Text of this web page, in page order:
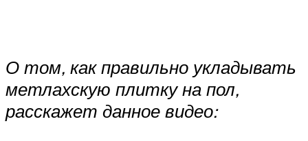
О том, как правильно укладывать
метлахскую плитку на пол,
расскажет данное видео: